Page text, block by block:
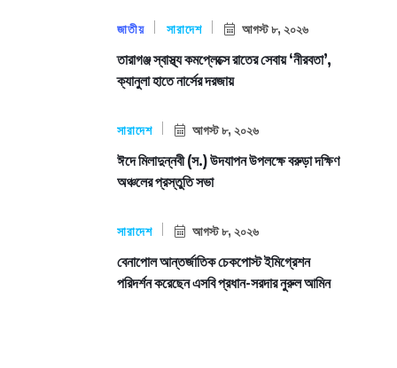
জাতীয় সারাদেশ আগস্ট ৮, ২০২৬
তারাগঞ্জ স্বাস্থ্য কমপ্লেক্সে রাতের সেবায় ‘নীরবতা’,
ক্যানুলা হাতে নার্সের দরজায়
সারাদেশ আগস্ট ৮, ২০২৬
ঈদে মিলাদুন্নবী (স.) উদযাপন উপলক্ষে বরুড়া দক্ষিণ
অঞ্চলের প্রস্তুতি সভা
সারাদেশ আগস্ট ৮, ২০২৬
বেনাপোল আন্তর্জাতিক চেকপোস্ট ইমিগ্রেশন
পরিদর্শন করেছেন এসবি প্রধান-সরদার নুরুল আমিন